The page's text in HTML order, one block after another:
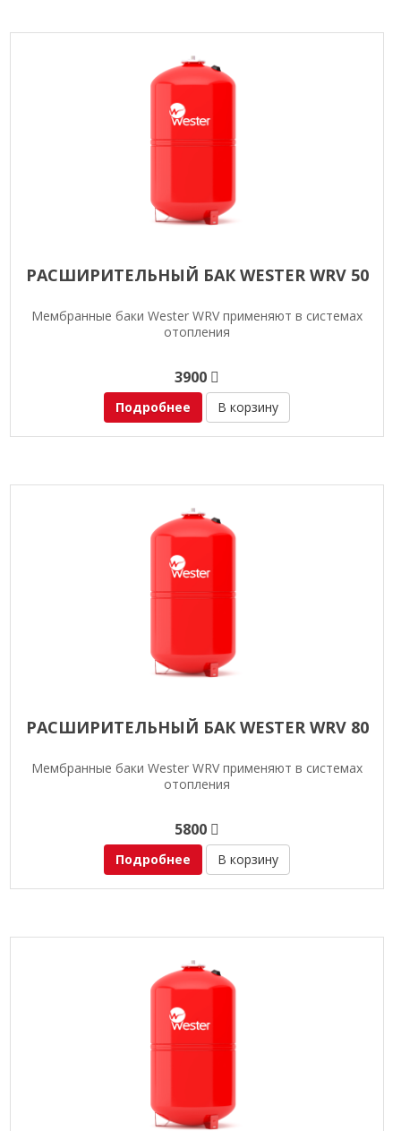
РАСШИРИТЕЛЬНЫЙ БАК WESTER WRV 50
Мембранные баки Wester WRV применяют в системах
отопления
3900
Подробнее В корзину
РАСШИРИТЕЛЬНЫЙ БАК WESTER WRV 80
Мембранные баки Wester WRV применяют в системах
отопления
5800
Подробнее В корзину